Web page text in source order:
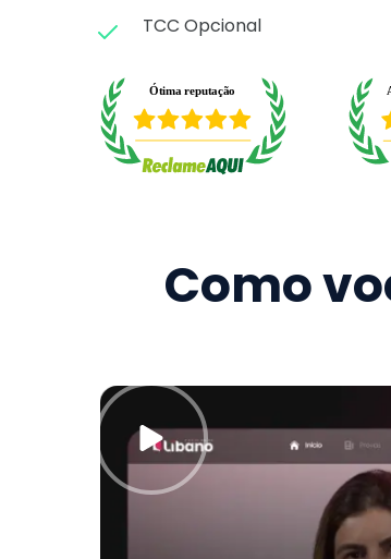
TCC Opcional
Como